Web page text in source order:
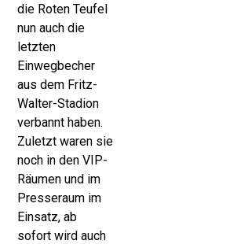
die Roten Teufel
nun auch die
letzten
Einwegbecher
aus dem Fritz-
Walter-Stadion
verbannt haben.
Zuletzt waren sie
noch in den VIP-
Räumen und im
Presseraum im
Einsatz, ab
sofort wird auch